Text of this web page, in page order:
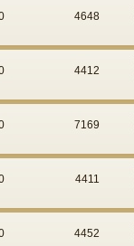
4648
4412
7169
4411
4452